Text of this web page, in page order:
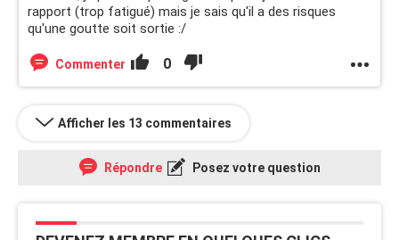
rapport (trop fatigué) mais je sais qu'il a des risques
qu'une goutte soit sortie :/
Commenter 0
Afficher les 13 commentaires
Répondre Posez votre question